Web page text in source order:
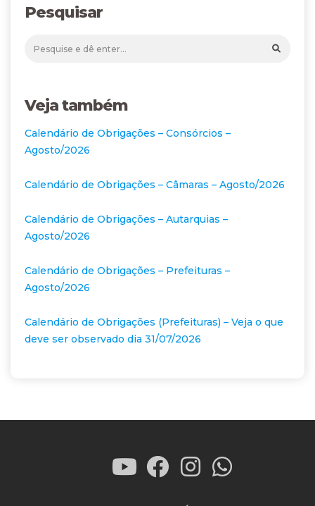
Pesquisar
Veja também
Calendário de Obrigações – Consórcios –
Agosto/2026
Calendário de Obrigações – Câmaras – Agosto/2026
Calendário de Obrigações – Autarquias –
Agosto/2026
Calendário de Obrigações – Prefeituras –
Agosto/2026
Calendário de Obrigações (Prefeituras) – Veja o que
deve ser observado dia 31/07/2026